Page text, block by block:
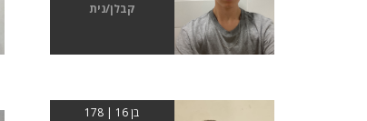
קבלן/נית
בן 16 | 178